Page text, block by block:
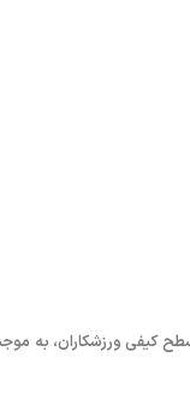
کیفی ورزشکاران، به